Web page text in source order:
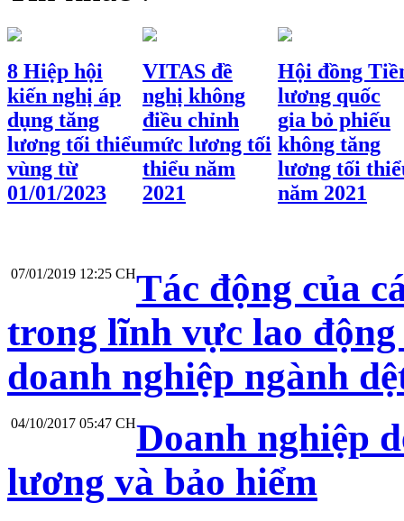
8 Hiệp hội
kiến nghị áp
dụng tăng
lương tối thiểu
vùng từ
01/01/2023
VITAS đề
nghị không
điều chỉnh
mức lương tối
thiểu năm
2021
Hội đồng
lương quốc
gia bỏ phiếu
không tăng
lương tối
năm 2021
07/01/2019 12:25 CHTác động của
trong lĩnh vực lao
doanh nghiệp ngành
04/10/2017 05:47 CHDoanh nghiệp
lương và bảo hiểm